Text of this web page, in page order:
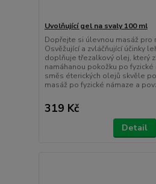
Uvolňující gel na svaly 100 ml
Dopřejte si úlevnou masáž pro
Osvěžující a zvláčňující účinky
doplňuje třezalkový olej, který
namáhanou pokožku po fyzické
směs éterických olejů skvěle
masáž po fyzické námaze a
319 Kč
Detail